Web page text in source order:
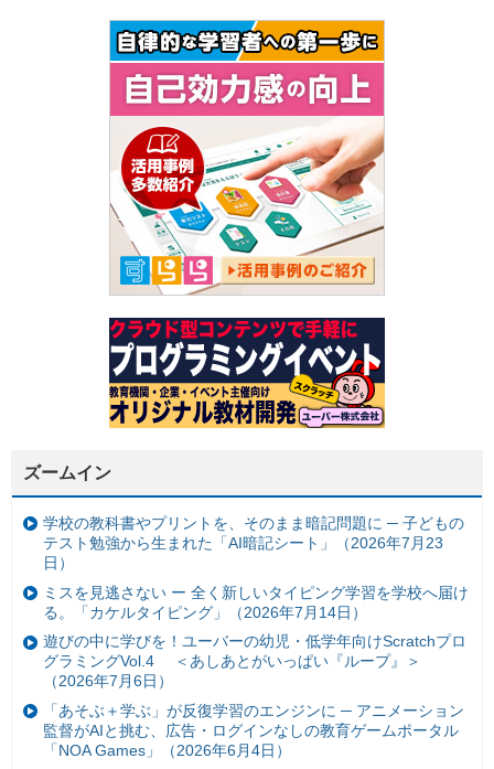
ズームイン
学校の教科書やプリントを、そのまま暗記問題に ─ 子どもの
テスト勉強から生まれた「AI暗記シート」（2026年7月23
日）
ミスを見逃さない ー 全く新しいタイピング学習を学校へ届け
る。「カケルタイピング」（2026年7月14日）
遊びの中に学びを！ユーバーの幼児・低学年向けScratchプロ
グラミングVol.4 ＜あしあとがいっぱい『ループ』＞
（2026年7月6日）
「あそぶ＋学ぶ」が反復学習のエンジンに ─ アニメーション
監督がAIと挑む、広告・ログインなしの教育ゲームポータル
「NOA Games」（2026年6月4日）